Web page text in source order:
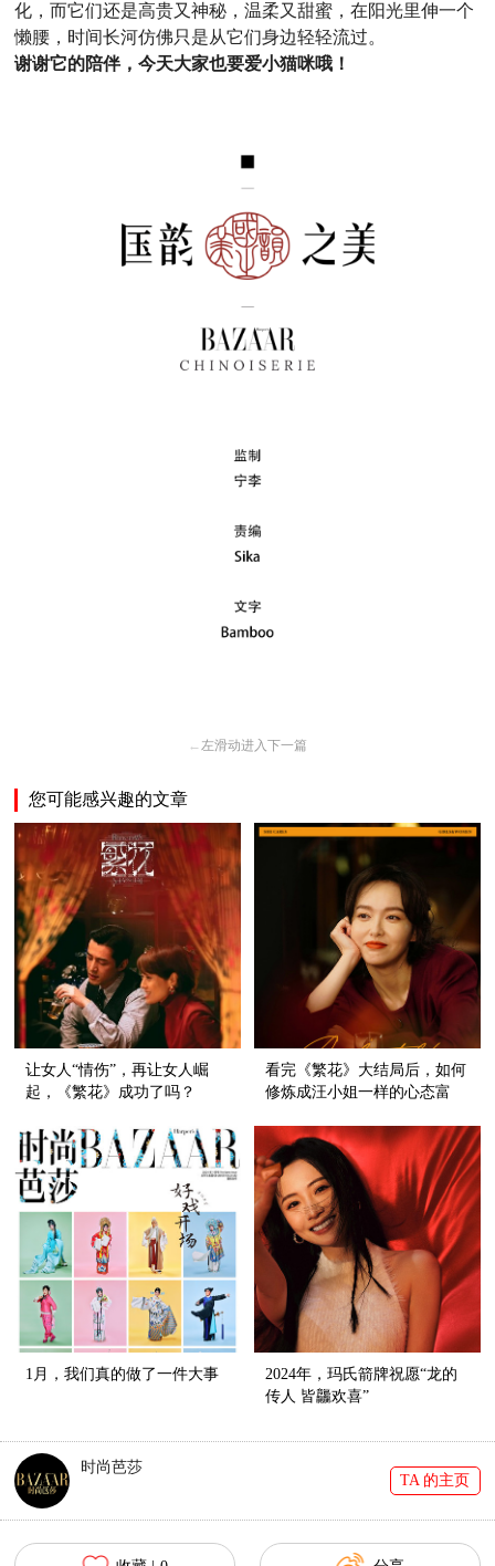
化，而它们还是高贵又神秘，温柔又甜蜜，在阳光里伸一个
懒腰，时间长河仿佛只是从它们身边轻轻流过。
谢谢它的陪伴，今天大家也要爱小猫咪哦！
← 左滑动进入下一篇
您可能感兴趣的文章
让女人“情伤”，再让女人崛
起，《繁花》成功了吗？
看完《繁花》大结局后，如何
修炼成汪小姐一样的心态富
1月，我们真的做了一件大事
2024年，玛氏箭牌祝愿“龙的
传人 皆龘欢喜”
时尚芭莎
TA 的主页